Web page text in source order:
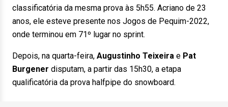
classificatória da mesma prova às 5h55. Acriano de 23
anos, ele esteve presente nos Jogos de Pequim-2022,
onde terminou em 71º lugar no sprint.
Depois, na quarta-feira, Augustinho Teixeira e Pat
Burgener disputam, a partir das 15h30, a etapa
qualificatória da prova halfpipe do snowboard.